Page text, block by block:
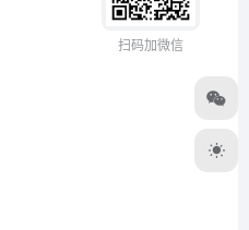
扫码加微信